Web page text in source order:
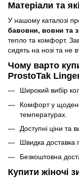
Матеріали та
У нашому каталозі
бавовни, вовни та
тепло та комфорт.
сидять на нозі та не
Чому варто
ProstoTak
Широкий вибір
Комфорт у
температурах.
Доступні ціни та
Швидка доставка
Безкоштовна
Купити жіночі